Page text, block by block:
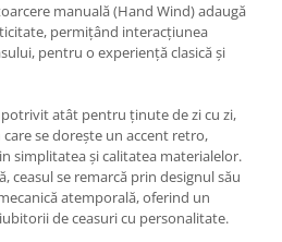
manuală (Hand Wind) adaugă
permițând interacțiunea
pentru o experiență clasică și
atât pentru ținute de zi cu zi,
se dorește un accent retro,
simplitatea și calitatea materialelor.
ceasul se remarcă prin designul său
atemporală, oferind un
de ceasuri cu personalitate.